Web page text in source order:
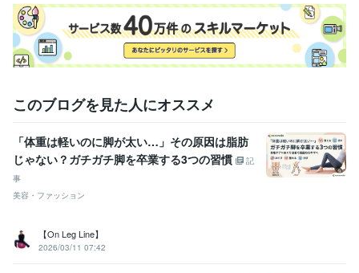
このブログを見た人にオススメ
「体重は軽いのに脚が太い…」その原因は脂肪
じゃない？ガチガチ脚を卒業する3つの習慣
記
事
美容・ファッション
【On Leg Line】
2026/03/11 07:42